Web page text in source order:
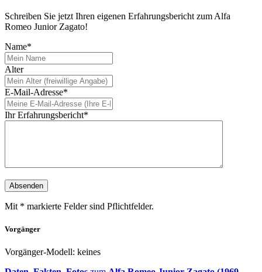
Schreiben Sie jetzt Ihren eigenen Erfahrungsbericht zum Alfa
Romeo Junior Zagato!
Name*
Alter
E-Mail-Adresse*
Ihr Erfahrungsbericht*
Mit * markierte Felder sind Pflichtfelder.
Vorgänger
Vorgänger-Modell: keines